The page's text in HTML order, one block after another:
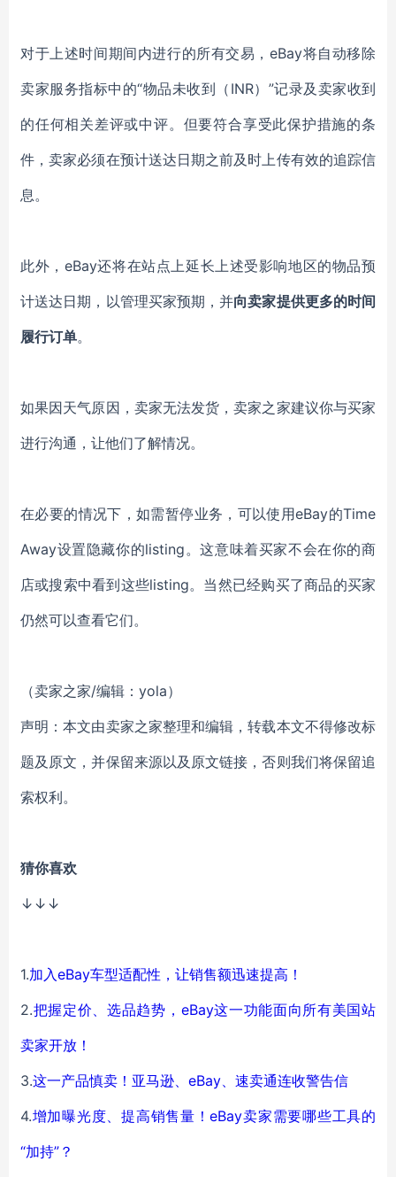
对于上述时间期间内进行的所有交易，eBay将自动移除
卖家服务指标中的“物品未收到（INR）”记录及卖家收到
的任何相关差评或中评。但要符合享受此保护措施的条
件，卖家必须在预计送达日期之前及时上传有效的追踪信
息。
此外，eBay还将在站点上延长上述受影响地区的物品预
计送达日期，以管理买家预期，并向卖家提供更多的时间
履行订单。
如果因天气原因，卖家无法发货，卖家之家建议你与买家
进行沟通，让他们了解情况。
在必要的情况下，如需暂停业务，可以使用eBay的Time
Away设置隐藏你的listing。这意味着买家不会在你的商
店或搜索中看到这些listing。当然已经购买了商品的买家
仍然可以查看它们。
（卖家之家/编辑：yola）
声明：本文由卖家之家整理和编辑，转载本文不得修改标
题及原文，并保留来源以及原文链接，否则我们将保留追
索权利。
猜你喜欢
↓↓↓
1.加入eBay车型适配性，让销售额迅速提高！
2.把握定价、选品趋势，eBay这一功能面向所有美国站
卖家开放！
3.这一产品慎卖！亚马逊、eBay、速卖通连收警告信
4.增加曝光度、提高销售量！eBay卖家需要哪些工具的
“加持”？